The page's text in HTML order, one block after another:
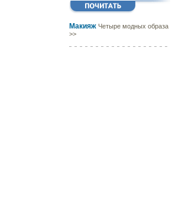
Макияж Четыре модных образа
>>